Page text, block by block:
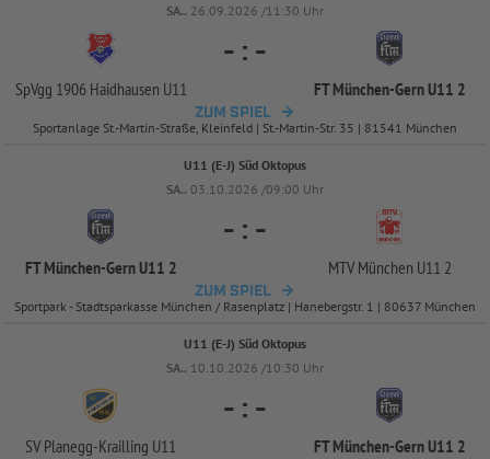
SA.. 26.09.2026 /11:30 Uhr
SpVgg 1906 Haidhausen U11
- : -
FT München-Gern U11 2
ZUM SPIEL
Sportanlage St.-Martin-Straße, Kleinfeld | St.-Martin-Str. 35 | 81541 München
U11 (E-J) Süd Oktopus
SA.. 03.10.2026 /09:00 Uhr
FT München-Gern U11 2
- : -
MTV München U11 2
ZUM SPIEL
Sportpark - Stadtsparkasse München / Rasenplatz | Hanebergstr. 1 | 80637 München
U11 (E-J) Süd Oktopus
SA.. 10.10.2026 /10:30 Uhr
SV Planegg-Krailling U11
- : -
FT München-Gern U11 2